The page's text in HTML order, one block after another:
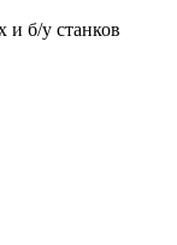
б/у станков